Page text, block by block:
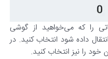
را که می‌خواهید از گوشی
داده شود انتخاب کنید. در
را نیز انتخاب کنید.